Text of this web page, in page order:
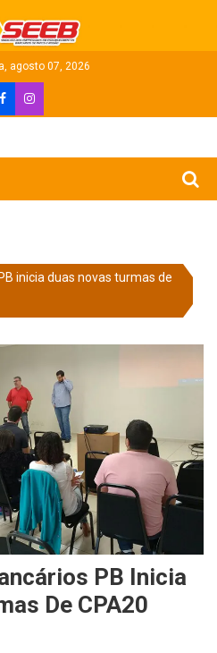
agosto 07, 2026
inicia duas novas turmas de
PB Inicia
De CPA20